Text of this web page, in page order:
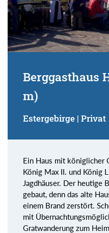
Berggasthaus
m)
Estergebirge | Privat
Ein Haus mit königlicher
König Max II. und König
Jagdhäuser. Der heutige
gebaut, denn das alte
einem Brand zerstört.
mit
Gratwanderung zum